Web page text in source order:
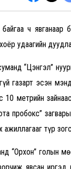
ч
удаагийн
“Цэнгэл”
газарт эсэн
10 метрийн
пробокс”
ажиллагааг түр
“Орхон” голын